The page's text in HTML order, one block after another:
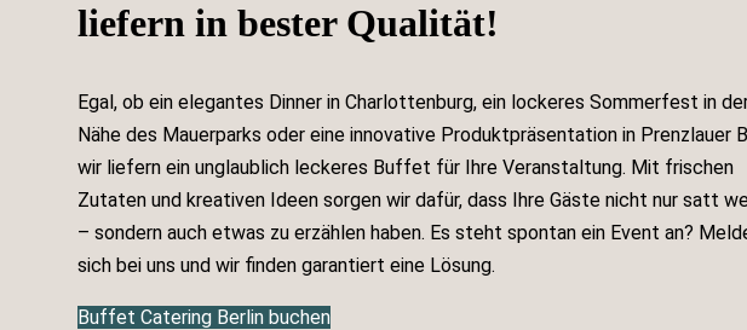
liefern in bester Qualität!
Egal, ob ein elegantes Dinner in Charlottenburg, ein lockeres Sommerfest in
Nähe des Mauerparks oder eine innovative Produktpräsentation in Prenzlauer
wir liefern ein unglaublich leckeres Buffet für Ihre Veranstaltung. Mit frischen
Zutaten und kreativen Ideen sorgen wir dafür, dass Ihre Gäste nicht nur satt
– sondern auch etwas zu erzählen haben. Es steht spontan ein Event an?
sich bei uns und wir finden garantiert eine Lösung.
Buffet Catering Berlin buchen